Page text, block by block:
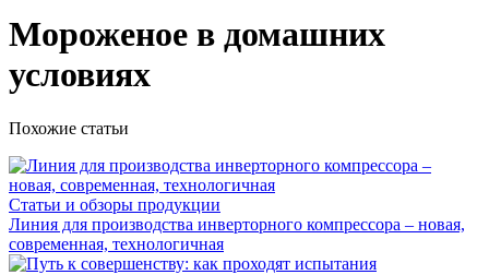
Мороженое в домашних
условиях
Похожие статьи
Статьи и обзоры продукции
Линия для производства инверторного компрессора – новая,
современная, технологичная